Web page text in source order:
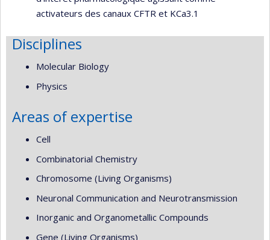
activateurs des canaux CFTR et KCa3.1
Disciplines
Molecular Biology
Physics
Areas of expertise
Cell
Combinatorial Chemistry
Chromosome (Living Organisms)
Neuronal Communication and Neurotransmission
Inorganic and Organometallic Compounds
Gene (Living Organisms)